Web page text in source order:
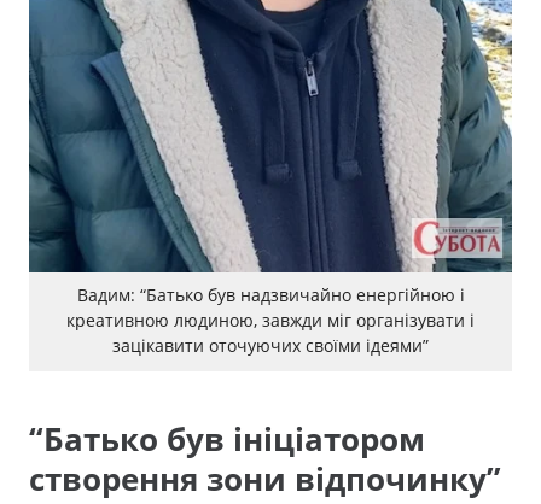
Вадим: “Батько був надзвичайно енергійною і
креативною людиною, завжди міг організувати і
зацікавити оточуючих своїми ідеями”
“Батько був ініціатором
створення зони відпочинку”